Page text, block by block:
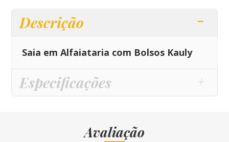
Descrição
Saia em Alfaiataria com Bolsos Kauly
Especificações
Avaliação